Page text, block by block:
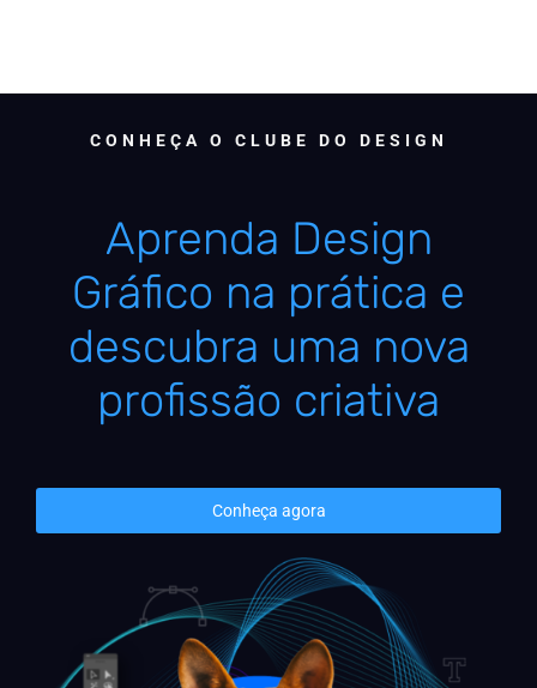
CONHEÇA O CLUBE DO DESIGN
Aprenda Design
Gráfico na prática e
descubra uma nova
profissão criativa
Conheça agora